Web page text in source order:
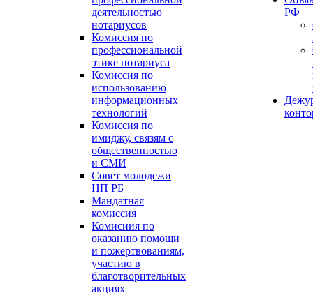
деятельностью
нотариусов
Комиссия по
профессиональной
этике нотариуса
Комиссия по
использованию
информационных
технологий
Комиссия по
имиджу, связям с
общественностью
и СМИ
Совет молодежи
НП РБ
Мандатная
комиссия
Комисиия по
оказанию помощи
и пожертвованиям,
участию в
благотворительных
акциях
РФ